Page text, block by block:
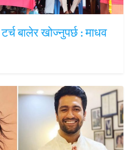
बालेर खोज्नुपर्छ : माधव